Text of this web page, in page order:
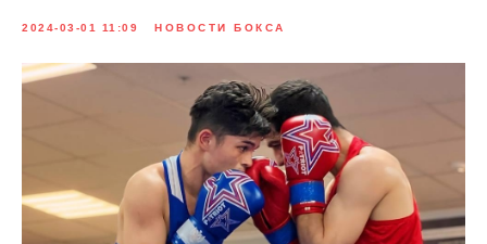
2024-03-01 11:09 НОВОСТИ БОКСА